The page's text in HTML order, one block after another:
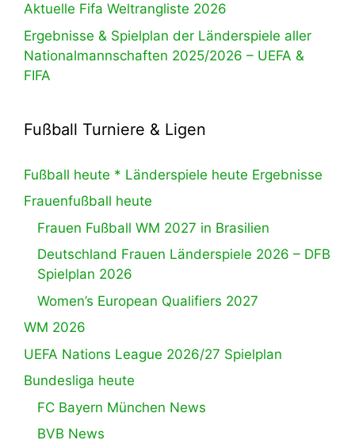
Aktuelle Fifa Weltrangliste 2026
Ergebnisse & Spielplan der Länderspiele aller
Nationalmannschaften 2025/2026 – UEFA &
FIFA
Fußball Turniere & Ligen
Fußball heute * Länderspiele heute Ergebnisse
Frauenfußball heute
Frauen Fußball WM 2027 in Brasilien
Deutschland Frauen Länderspiele 2026 – DFB
Spielplan 2026
Women’s European Qualifiers 2027
WM 2026
UEFA Nations League 2026/27 Spielplan
Bundesliga heute
FC Bayern München News
BVB News